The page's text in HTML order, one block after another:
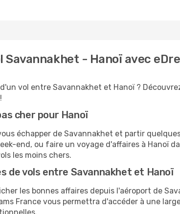
Savannakhet - Hanoï avec
vol entre Savannakhet et Hanoï ?
cher pour Hanoï
échapper de Savannakhet et partir
end, ou faire un voyage d'affaires à Hanoï
les moins chers.
de vols entre Savannakhet et Hanoï
les bonnes affaires depuis l'aéroport de
France vous permettra d'accéder à une